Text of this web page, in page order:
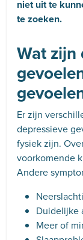
niet uit te
te zoeken.
Wat zijn
Er zijn
depressieve
fysiek zijn.
voorkomende
Andere
Duidelijke
Meer of